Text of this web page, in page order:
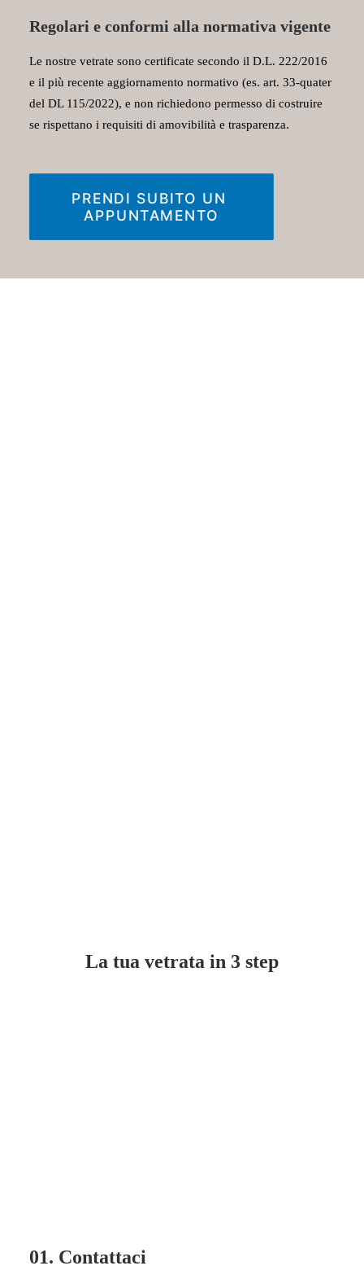
Regolari e conformi alla normativa vigente
Le nostre vetrate sono certificate secondo il D.L. 222/2016
e il più recente aggiornamento normativo (es. art. 33-quater
del DL 115/2022), e non richiedono permesso di costruire
se rispettano i requisiti di amovibilità e trasparenza.
PRENDI SUBITO UN
APPUNTAMENTO
La tua vetrata in 3 step
01. Contattaci